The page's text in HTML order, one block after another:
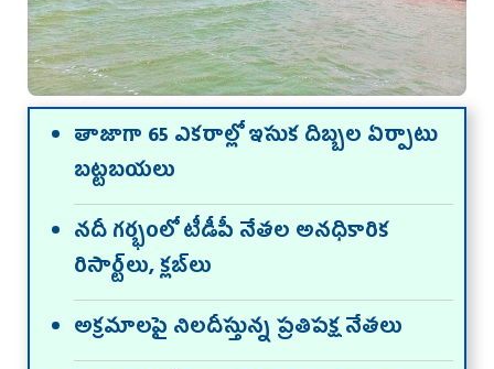
తాజాగా 65 ఎకరాల్లో ఇసుక దిబ్బల ఏర్పాటు
బట్టబయలు
నదీ గర్భంలో టీడీపీ నేతల అనధికారిక
రిసార్ట్‌లు, క్లబ్‌లు
అక్రమాలపై నిలదీస్తున్న ప్రతిపక్ష నేతలు